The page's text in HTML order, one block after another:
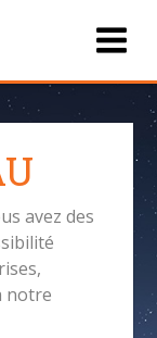
avez des
notre